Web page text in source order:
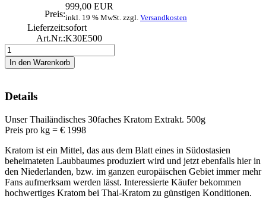
Preis:
999,00 EUR
inkl. 19 % MwSt. zzgl. Versandkosten
Lieferzeit:sofort
Art.Nr.:K30E500
Details
Unser Thailändisches 30faches Kratom Extrakt. 500g
Preis pro kg = € 1998
Kratom ist ein Mittel, das aus dem Blatt eines in Südostasien
beheimateten Laubbaumes produziert wird und jetzt ebenfalls hier in
den Niederlanden, bzw. im ganzen europäischen Gebiet immer mehr
Fans aufmerksam werden lässt. Interessierte Käufer bekommen
hochwertiges Kratom bei Thai-Kratom zu günstigen Konditionen.